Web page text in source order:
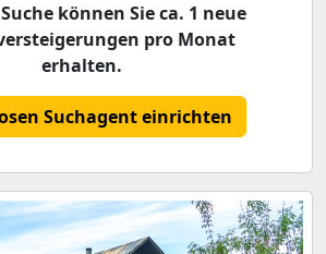
können Sie ca. 1 neue
pro Monat
erhalten.
Suchagent einrichten